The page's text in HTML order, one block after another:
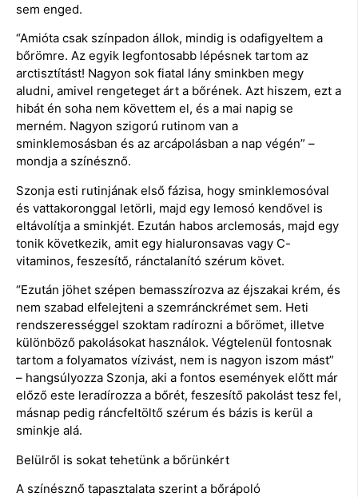
sem enged.
“Amióta csak színpadon állok, mindig is odafigyeltem a
bőrömre. Az egyik legfontosabb lépésnek tartom az
arctisztítást! Nagyon sok fiatal lány sminkben megy
aludni, amivel rengeteget árt a bőrének. Azt hiszem, ezt a
hibát én soha nem követtem el, és a mai napig se
merném. Nagyon szigorú rutinom van a
sminklemosásban és az arcápolásban a nap végén” –
mondja a színésznő.
Szonja esti rutinjának első fázisa, hogy sminklemosóval
és vattakoronggal letörli, majd egy lemosó kendővel is
eltávolítja a sminkjét. Ezután habos arclemosás, majd egy
tonik következik, amit egy hialuronsavas vagy C-
vitaminos, feszesítő, ránctalanító szérum követ.
“Ezután jöhet szépen bemasszírozva az éjszakai krém, és
nem szabad elfelejteni a szemránckrémet sem. Heti
rendszerességgel szoktam radírozni a bőrömet, illetve
különböző pakolásokat használok. Végtelenül fontosnak
tartom a folyamatos vízivást, nem is nagyon iszom mást”
– hangsúlyozza Szonja, aki a fontos események előtt már
előző este leradírozza a bőrét, feszesítő pakolást tesz fel,
másnap pedig ráncfeltöltő szérum és bázis is kerül a
sminkje alá.
Belülről is sokat tehetünk a bőrünkért
A színésznő tapasztalata szerint a bőrápoló